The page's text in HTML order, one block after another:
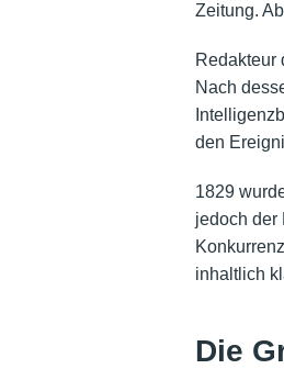
Zeitung.
Redakteur
Nach
den
1829
jedoch der
inhaltlich
Die